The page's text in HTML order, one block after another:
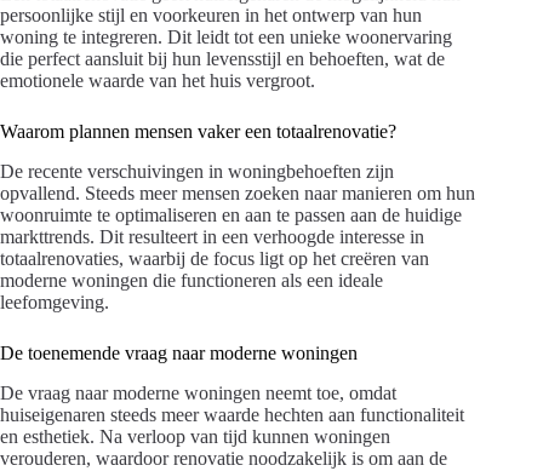
persoonlijke stijl en voorkeuren in het ontwerp van hun
woning te integreren. Dit leidt tot een unieke woonervaring
die perfect aansluit bij hun levensstijl en behoeften, wat de
emotionele waarde van het huis vergroot.
Waarom plannen mensen vaker een totaalrenovatie?
De recente verschuivingen in woningbehoeften zijn
opvallend. Steeds meer mensen zoeken naar manieren om hun
woonruimte te optimaliseren en aan te passen aan de huidige
markttrends. Dit resulteert in een verhoogde interesse in
totaalrenovaties, waarbij de focus ligt op het creëren van
moderne woningen die functioneren als een ideale
leefomgeving.
De toenemende vraag naar moderne woningen
De vraag naar moderne woningen neemt toe, omdat
huiseigenaren steeds meer waarde hechten aan functionaliteit
en esthetiek. Na verloop van tijd kunnen woningen
verouderen, waardoor renovatie noodzakelijk is om aan de